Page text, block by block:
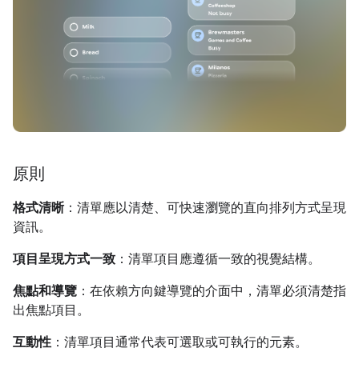
原則
格式清晰：清單應以清楚、可快速瀏覽的直向排列方式呈現
資訊。
項目呈現方式一致 ：清單項目應遵循一致的視覺結構。
焦點和導覽 ：在依賴方向鍵導覽的介面中，清單必須清楚指
出焦點項目。
互動性 ：清單項目通常代表可選取或可執行的元素。